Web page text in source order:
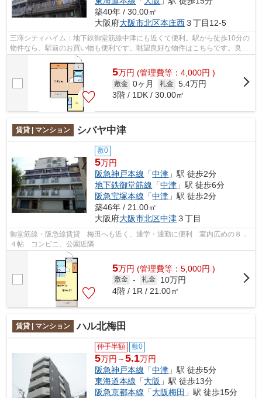
築40年 / 30.00㎡
大阪府大阪市北区本庄西３丁目12-5
三澤シティハイム：地下鉄御堂筋線中津にも近くて便利。駅から徒歩10分の
物件なら、駅前のお買い物も便利です。眺望良好な物件はこちらです。良好
な陽当りが好評の、魅力溢れる一押し...
5万円 (管理費等：4,000円 )
敷金 0ヶ月 礼金 5.4万円
3階 / 1DK / 30.00㎡
賃貸 | マンション シバヤ中津
敷0
5万円
阪急神戸本線 「中津 」駅 徒歩2分
地下鉄御堂筋線 「中津 」駅 徒歩6分
阪急宝塚本線 「中津 」駅 徒歩2分
築46年 / 21.00㎡
大阪府大阪市北区中津３丁目
御堂筋線・阪急線賃貸 梅田へも近く、通学・通勤に便利 室内広めの８．
４帖 コンビニ、公園近隣
5万円 (管理費等：5,000円 )
敷金 - 礼金
10万円
4階 / 1R / 21.00㎡
賃貸 | マンション ハル北梅田
仲手半額 敷0
5万円～5.1万円
阪急神戸本線 「中津 」駅 徒歩5分
東海道本線 「大阪 」駅 徒歩13分
阪急京都本線 「大阪梅田 」駅 徒歩15分